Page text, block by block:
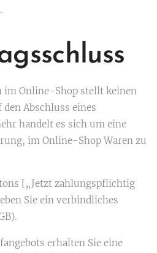
im Online-Shop stellt keinen
Abschluss eines
handelt es sich um eine
im Online-Shop Waren zu
[„Jetzt zahlungspflichtig
Sie ein verbindliches
erhalten Sie eine